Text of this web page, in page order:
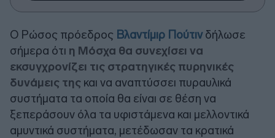
Ο Ρώσος πρόεδρος Βλαντίμιρ Πούτινδήλωσε
σήμερα ότι η Μόσχα θα συνεχίσει να
εκσυγχρονίζει τις στρατηγικές πυρηνικές
δυνάμεις της και να αναπτύσσει πυραυλικά
συστήματα τα οποία θα είναι σε θέση να
ξεπεράσουν όλα τα υφιστάμενα και μελλοντικά
αμυντικά συστήματα, μετέδωσαν τα κρατικά